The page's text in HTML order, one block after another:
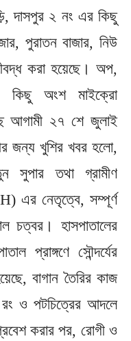
দাসপুর ২ নং এর কিছু
পুরাতন বাজার, নিউ
করা হয়েছে। অপ,
কিছু অংশ মাইক্রো
আগামী ২৭ শে জুলাই
জন্য খুশির খবর হলো,
সুপার তথা গ্রামীণ
এর নেতৃত্বে, সম্পূর্ণ
চত্বর। হাসপাতালের
প্রাঙ্গণে সৌন্দর্যের
বাগান তৈরির কাজ
ও পটচিত্রের আদলে
করার পর, রোগী ও